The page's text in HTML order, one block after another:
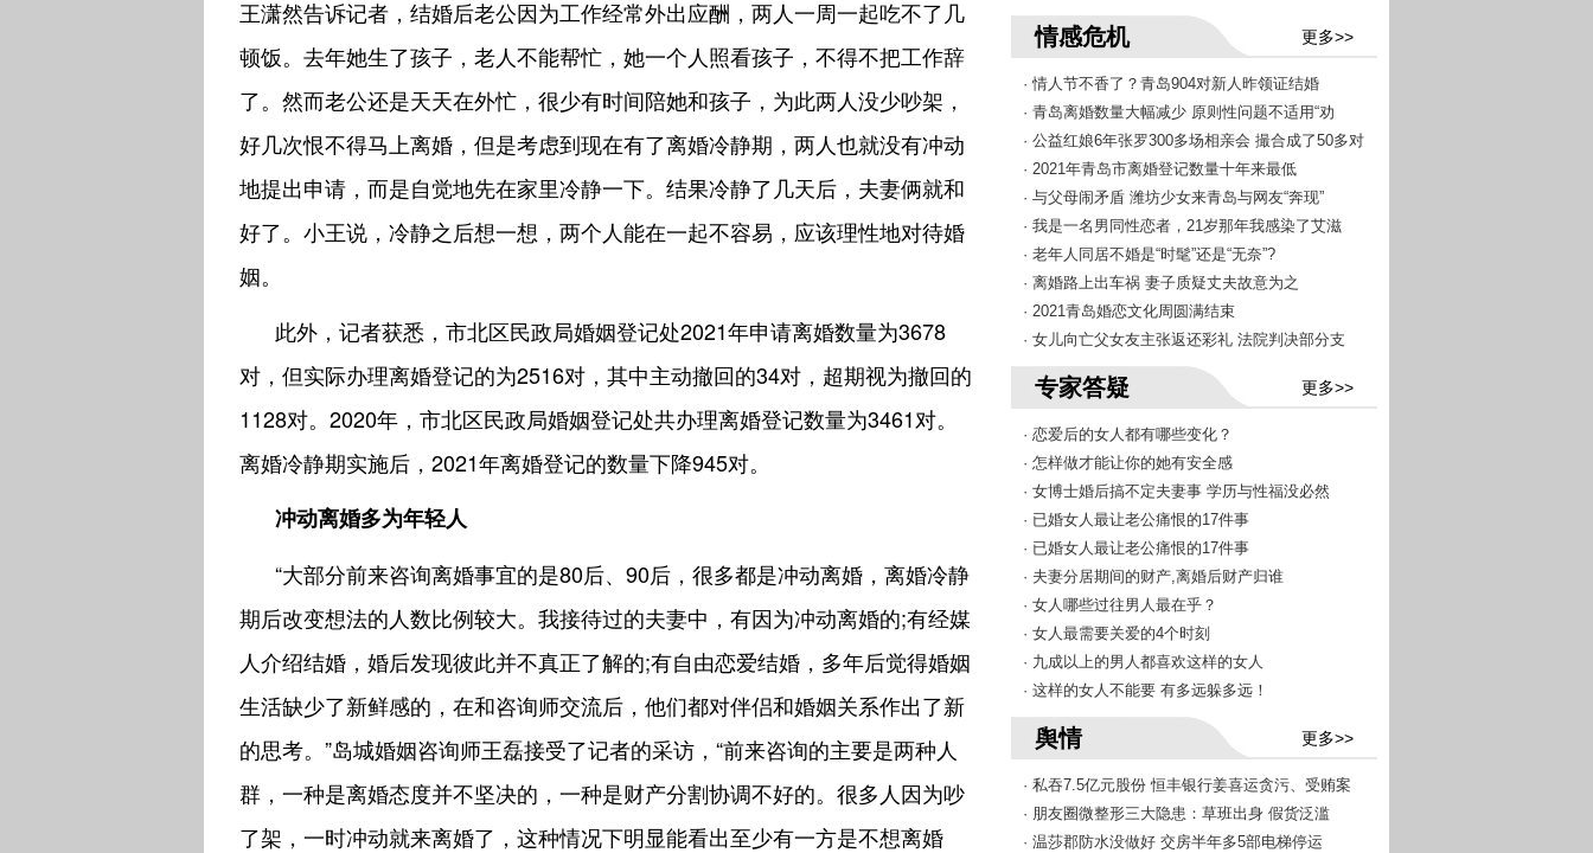
王潇然告诉记者，结婚后老公因为工作经常外出应酬，两人一周一起吃不了几
顿饭。去年她生了孩子，老人不能帮忙，她一个人照看孩子，不得不把工作辞
了。然而老公还是天天在外忙，很少有时间陪她和孩子，为此两人没少吵架，
好几次恨不得马上离婚，但是考虑到现在有了离婚冷静期，两人也就没有冲动
地提出申请，而是自觉地先在家里冷静一下。结果冷静了几天后，夫妻俩就和
好了。小王说，冷静之后想一想，两个人能在一起不容易，应该理性地对待婚
姻。
此外，记者获悉，市北区民政局婚姻登记处2021年申请离婚数量为3678
对，但实际办理离婚登记的为2516对，其中主动撤回的34对，超期视为撤回的
1128对。2020年，市北区民政局婚姻登记处共办理离婚登记数量为3461对。
离婚冷静期实施后，2021年离婚登记的数量下降945对。
冲动离婚多为年轻人
“大部分前来咨询离婚事宜的是80后、90后，很多都是冲动离婚，离婚冷静
期后改变想法的人数比例较大。我接待过的夫妻中，有因为冲动离婚的;有经媒
人介绍结婚，婚后发现彼此并不真正了解的;有自由恋爱结婚，多年后觉得婚姻
生活缺少了新鲜感的，在和咨询师交流后，他们都对伴侣和婚姻关系作出了新
的思考。”岛城婚姻咨询师王磊接受了记者的采访，“前来咨询的主要是两种人
群，一种是离婚态度并不坚决的，一种是财产分割协调不好的。很多人因为吵
了架，一时冲动就来离婚了，这种情况下明显能看出至少有一方是不想离婚
情感危机 更多>>
· 情人节不香了？青岛904对新人昨领证结婚
· 青岛离婚数量大幅减少 原则性问题不适用“劝
· 公益红娘6年张罗300多场相亲会 撮合成了50多对
· 2021年青岛市离婚登记数量十年来最低
· 与父母闹矛盾 潍坊少女来青岛与网友“奔现”
· 我是一名男同性恋者，21岁那年我感染了艾滋
· 老年人同居不婚是“时髦”还是“无奈”?
· 离婚路上出车祸 妻子质疑丈夫故意为之
· 2021青岛婚恋文化周圆满结束
· 女儿向亡父女友主张返还彩礼 法院判决部分支
专家答疑 更多>>
· 恋爱后的女人都有哪些变化？
· 怎样做才能让你的她有安全感
· 女博士婚后搞不定夫妻事 学历与性福没必然
· 已婚女人最让老公痛恨的17件事
· 已婚女人最让老公痛恨的17件事
· 夫妻分居期间的财产,离婚后财产归谁
· 女人哪些过往男人最在乎？
· 女人最需要关爱的4个时刻
· 九成以上的男人都喜欢这样的女人
· 这样的女人不能要 有多远躲多远！
舆情 更多>>
· 私吞7.5亿元股份 恒丰银行姜喜运贪污、受贿案
· 朋友圈微整形三大隐患：草班出身 假货泛滥
· 温莎郡防水没做好 交房半年多5部电梯停运